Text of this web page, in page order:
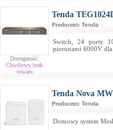
Dostępność:
Chwilowy brak
towaru
Tenda
Producent: Tenda
Switch, 24 porty
piorunami 6000V
Tenda Nova
Producent: Tenda
Domowy system